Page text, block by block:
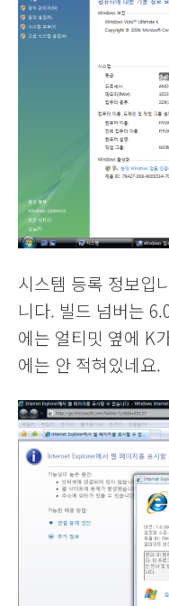
시스템 등록 정보입
니다. 빌드 넘버는
에는 얼티밋 옆에 K
에는 안 적혀있네요.